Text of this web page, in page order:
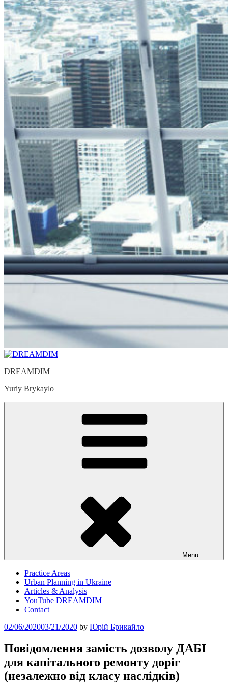
DREAMDIM
Yuriy Brykaylo
Menu
Practice Areas
Urban Planning in Ukraine
Articles & Analysis
YouTube DREAMDIM
Contact
Posted
02/06/202003/21/2020 by Юрій Брикайло
Повідомлення замість дозволу ДАБІ
для капітального ремонту доріг
(незалежно від класу наслідків)